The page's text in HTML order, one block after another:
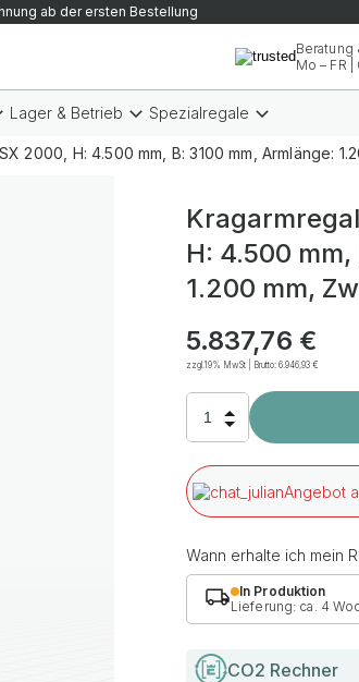
ab der ersten Bestellung
Beratung
Mo – FR
Lager & Betrieb Spezialregale
2000, H: 4.500 mm, B: 3100 mm, Armlänge:
H: 4.500
1.200 mm,
5.837,76 €
zzgl.19% MwSt | Brutto:6.946,93 €
Angebot
Wann erhalte ich mein
In Produktion
Lieferung: ca. 4
CO2 Rechner